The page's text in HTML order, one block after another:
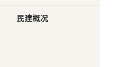
民建概况